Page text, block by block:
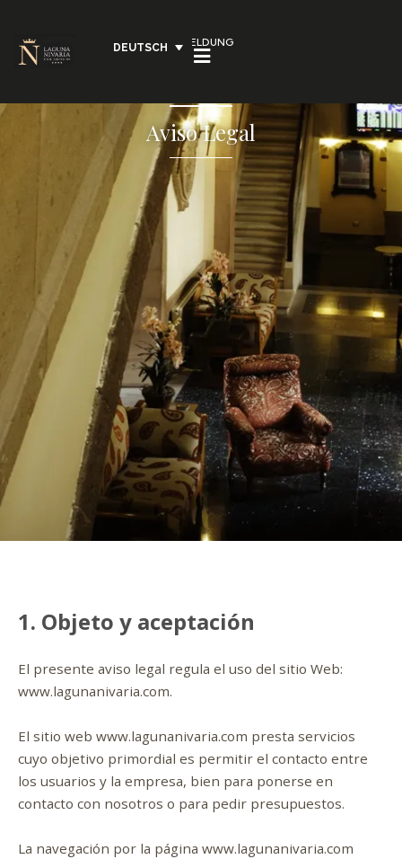
DEUTSCHANMELDUNG
Aviso Legal
1. Objeto y aceptación
El presente aviso legal regula el uso del sitio Web:
www.lagunanivaria.com.
El sitio web www.lagunanivaria.com presta servicios
cuyo objetivo primordial es permitir el contacto entre
los usuarios y la empresa, bien para ponerse en
contacto con nosotros o para pedir presupuestos.
La navegación por la página www.lagunanivaria.com